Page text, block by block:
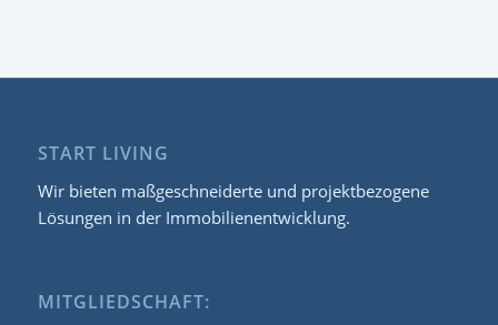
START LIVING
Wir bieten maßgeschneiderte und projektbezogene
Lösungen in der Immobilienentwicklung.
MITGLIEDSCHAFT: